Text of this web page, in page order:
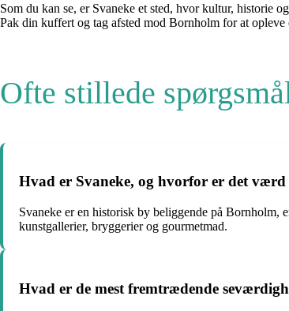
Som du kan se, er Svaneke et sted, hvor kultur, historie
Pak din kuffert og tag afsted mod Bornholm for at opleve
Ofte stillede
Hvad er Svaneke, og hvorfor er det værd
Svaneke er en historisk by beliggende på Bornholm,
kunstgallerier, bryggerier og gourmetmad.
Hvad er de mest fremtrædende